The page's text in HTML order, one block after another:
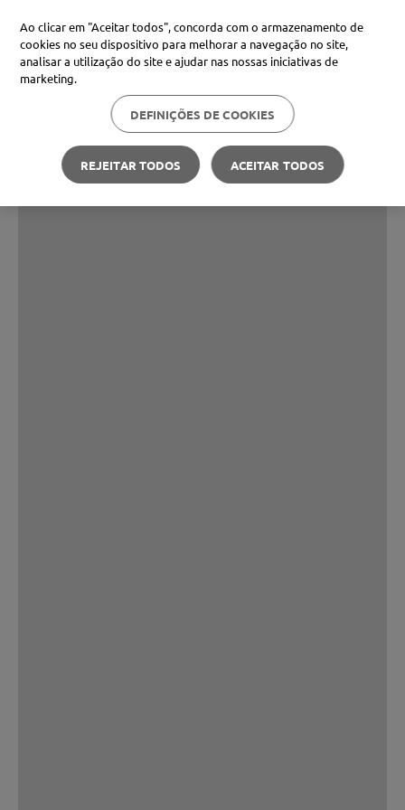
Ao clicar em "Aceitar todos", concorda com o armazenamento de
cookies no seu dispositivo para melhorar a navegação no site,
analisar a utilização do site e ajudar nas nossas iniciativas de
marketing.
DEFINIÇÕES DE COOKIES
REJEITAR TODOS ACEITAR TODOS